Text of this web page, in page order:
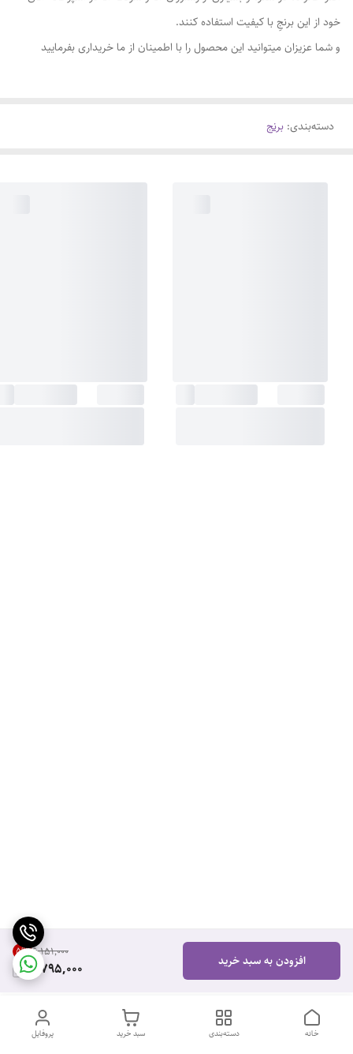
۶٬۱۵۱٬۰۰۰ 5%
5,795,000 افزودن به سبد خرید
خود از این برنجِ با کیفیت استفاده کنند.
و شما عزیزان میتوانید این محصول را با اطمینان از ما خریداری بفرمایید
دسته‌بندی: برنج
پروفایل سبد خرید دسته‌بندی خانه